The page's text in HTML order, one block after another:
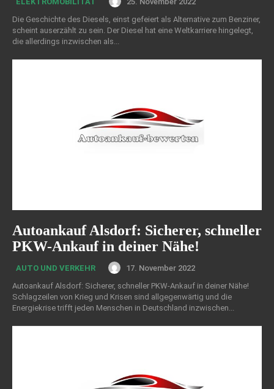
Die Geschichte des Diesels, einst gefeiert als Alternative zum Benziner,
scheint auserzählt zu sein. Der Diesel hat eine Weltkarriere hingelegt,
die allerdings inzwischen als...
Autoankauf Alsdorf: Sicherer, schneller
PKW-Ankauf in deiner Nähe!
AUTO UND VERKEHR
17. November 2022
Autoankauf Alsdorf: Sicherer, schneller PKW-Ankauf in deiner Nähe!
Schlagzeilen von Krieg und Krisen sind allgegenwärtig und die
Energiekrise trifft jeden Menschen in Deutschland inzwischen...